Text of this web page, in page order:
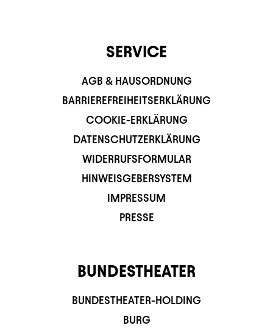
SERVICE
AGB & HAUSORDNUNG
BARRIEREFREIHEITSERKLÄRUNG
COOKIE-ERKLÄRUNG
DATENSCHUTZERKLÄRUNG
WIDERRUFSFORMULAR
HINWEISGEBERSYSTEM
IMPRESSUM
PRESSE
BUNDESTHEATER
BUNDESTHEATER-HOLDING
BURG